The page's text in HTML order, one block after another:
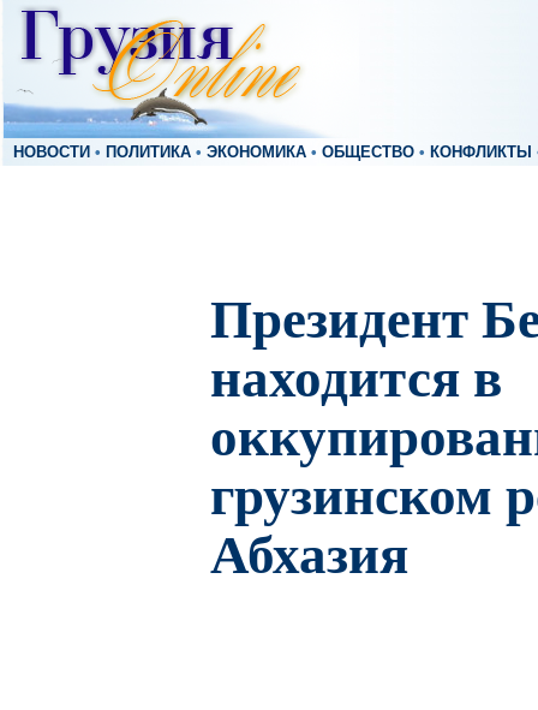
НОВОСТИ • ПОЛИТИКА • ЭКОНОМИКА • ОБЩЕСТВО • КОНФЛИКТЫ
Президент
находится в
грузинском
Абхазия